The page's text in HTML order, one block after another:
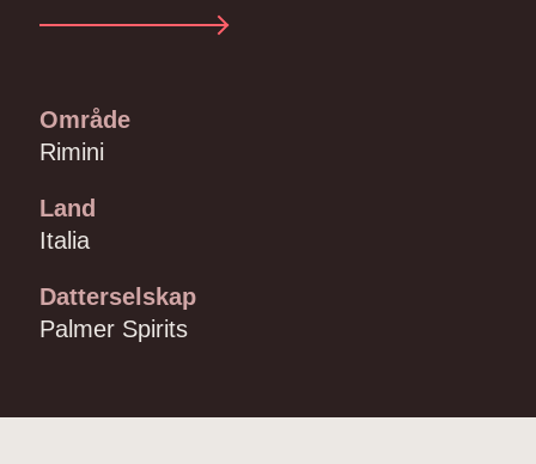
Område
Rimini
Land
Italia
Datterselskap
Palmer Spirits